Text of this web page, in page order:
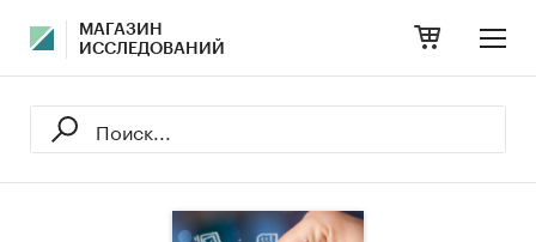
МАГАЗИН
ИССЛЕДОВАНИЙ